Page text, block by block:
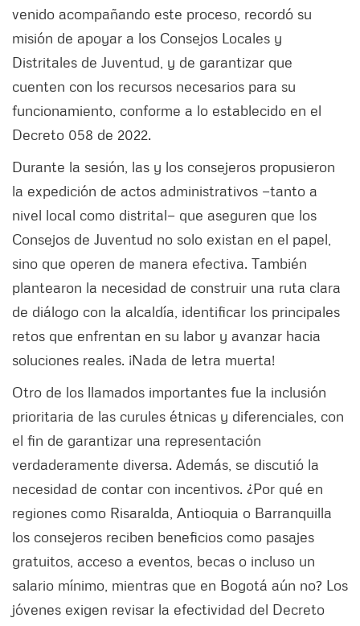
venido acompañando este proceso, recordó su
misión de apoyar a los Consejos Locales y
Distritales de Juventud, y de garantizar que
cuenten con los recursos necesarios para su
funcionamiento, conforme a lo establecido en el
Decreto 058 de 2022.
Durante la sesión, las y los consejeros propusieron
la expedición de actos administrativos —tanto a
nivel local como distrital— que aseguren que los
Consejos de Juventud no solo existan en el papel,
sino que operen de manera efectiva. También
plantearon la necesidad de construir una ruta clara
de diálogo con la alcaldía, identificar los principales
retos que enfrentan en su labor y avanzar hacia
soluciones reales. ¡Nada de letra muerta!
Otro de los llamados importantes fue la inclusión
prioritaria de las curules étnicas y diferenciales, con
el fin de garantizar una representación
verdaderamente diversa. Además, se discutió la
necesidad de contar con incentivos. ¿Por qué en
regiones como Risaralda, Antioquia o Barranquilla
los consejeros reciben beneficios como pasajes
gratuitos, acceso a eventos, becas o incluso un
salario mínimo, mientras que en Bogotá aún no? Los
jóvenes exigen revisar la efectividad del Decreto